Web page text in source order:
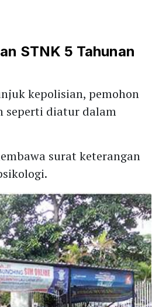
STNK 5 Tahunan
kepolisian, pemohon
seperti diatur dalam
surat keterangan